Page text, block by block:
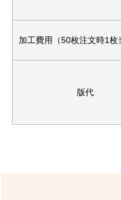
加工費用（50枚注文時1枚
版代